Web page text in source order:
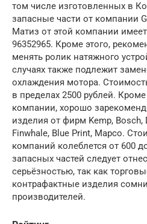
том числе изготовленных в
запасные части от компании
Матиз от этой компании
96352965. Кроме этого,
менять ролик натяжного
случаях также подлежит
охлаждения мотора.
в пределах 2500 рублей.
компании, хорошо
изделия от фирм Kemp, Bosch,
Finwhale, Blue Print, Mapco.
компаний колеблется от 600
запасных частей следует
серьёзностью, так как
контрафактные изделия
производителей.